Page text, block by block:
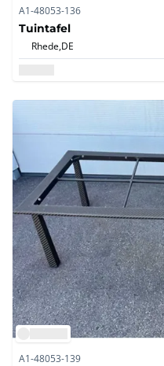
A1-48053-136
Tuintafel
Rhede,DE
A1-48053-139